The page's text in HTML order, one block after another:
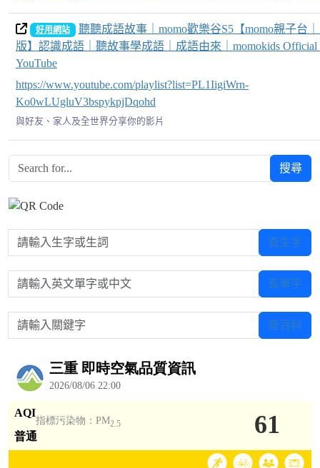
好用網站
聽聽成語故事｜momo歡樂谷S5【momo親子台
版】認識成語｜聽故事學成語｜成語由來｜momokids Official
YouTube
https://www.youtube.com/playlist?list=PL1IigiWrn-
Ko0wLUgluV3bspykpjDqohd
與好友、家人及全世界分享你的影片
搜尋
請輸入生字或生詞 查生字
請輸入英文單字或中文 查單字
請輸入關鍵字 查百科